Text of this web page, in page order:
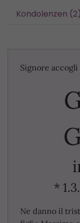
Kondolenzen (2)
Signore accogli
*
Ne danno il